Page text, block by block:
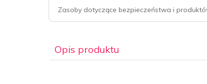
Zasoby dotyczące bezpieczeństwa i
Opis produktu